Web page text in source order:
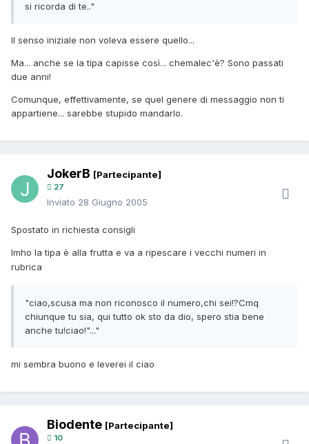
si ricorda di te.."
Il senso iniziale non voleva essere quello...
Ma... anche se la tipa capisse così... chemalec'è? Sono passati
due anni!
Comunque, effettivamente, se quel genere di messaggio non ti
appartiene... sarebbe stupido mandarlo.
JokerB [Partecipante]
27
Inviato 28 Giugno 2005
Spostato in richiesta consigli
Imho la tipa è alla frutta e va a ripescare i vecchi numeri in
rubrica
"ciao,scusa ma non riconosco il numero,chi sei!?Cmq
chiunque tu sia, qui tutto ok sto da dio, spero stia bene
anche tu!ciao!"..."
mi sembra buono e leverei il ciao
Biodente [Partecipante]
10